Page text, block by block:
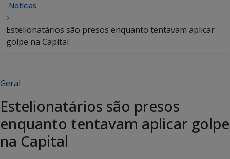
Notícias
Estelionatários são presos enquanto tentavam aplicar
golpe na Capital
Geral
Estelionatários são presos
enquanto tentavam aplicar golpe
na Capital